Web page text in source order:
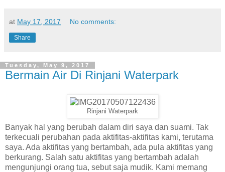
at May 17, 2017 No comments:
Share
Tuesday, May 9, 2017
Bermain Air Di Rinjani Waterpark
Rinjani Waterpark
Banyak hal yang berubah dalam diri saya dan suami. Tak
terkecuali perubahan pada aktifitas-aktifitas kami, terutama
saya. Ada aktifitas yang bertambah, ada pula aktifitas yang
berkurang. Salah satu aktifitas yang bertambah adalah
mengunjungi orang tua, sebut saja mudik. Kami memang